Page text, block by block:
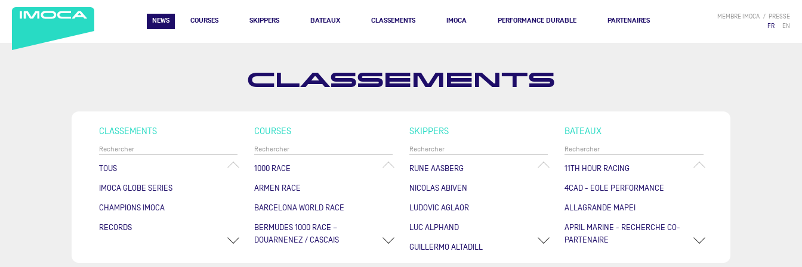
NEWS COURSES SKIPPERS BATEAUX CLASSEMENTS IMOCA PERFORMANCE DURABLE PARTENAIRES MEMBRE IMOCA
PRESSE
FR
EN
CLASSEMENTS
CLASSEMENTS
TOUS
IMOCA GLOBE SERIES
CHAMPIONS IMOCA
RECORDS
COURSES
1000 RACE
ARMEN RACE
BARCELONA WORLD RACE
BERMUDES 1000 RACE –
DOUARNENEZ / CASCAIS
SKIPPERS
RUNE AASBERG
NICOLAS ABIVEN
LUDOVIC AGLAOR
LUC ALPHAND
GUILLERMO ALTADILL
BATEAUX
11TH HOUR RACING
4CAD - EOLE PERFORMANCE
ALLAGRANDE MAPEI
APRIL MARINE - RECHERCHE CO-
PARTENAIRE